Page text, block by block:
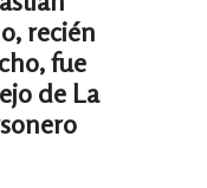
recién
fue
de La